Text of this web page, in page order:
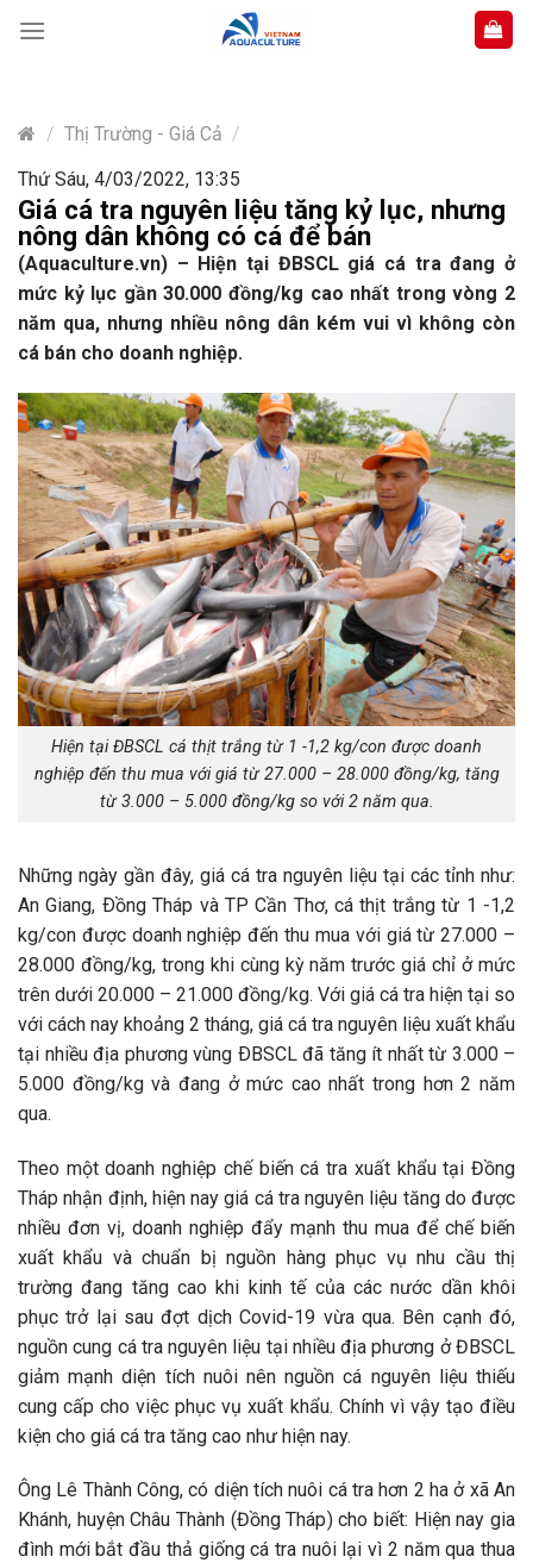
content
/ Thị Trường - Giá Cả /
Thứ Sáu, 4/03/2022, 13:35
Giá cá tra nguyên liệu tăng kỷ lục, nhưng
nông dân không có cá để bán
(Aquaculture.vn) – Hiện tại ĐBSCL giá cá tra đang ở
mức kỷ lục gần 30.000 đồng/kg cao nhất trong vòng 2
năm qua, nhưng nhiều nông dân kém vui vì không còn
cá bán cho doanh nghiệp.
Hiện tại ĐBSCL cá thịt trắng từ 1 -1,2 kg/con được doanh
nghiệp đến thu mua với giá từ 27.000 – 28.000 đồng/kg, tăng
từ 3.000 – 5.000 đồng/kg so với 2 năm qua.
Những ngày gần đây, giá cá tra nguyên liệu tại các tỉnh như:
An Giang, Ðồng Tháp và TP Cần Thơ, cá thịt trắng từ 1 -1,2
kg/con được doanh nghiệp đến thu mua với giá từ 27.000 –
28.000 đồng/kg, trong khi cùng kỳ năm trước giá chỉ ở mức
trên dưới 20.000 – 21.000 đồng/kg. Với giá cá tra hiện tại so
với cách nay khoảng 2 tháng, giá cá tra nguyên liệu xuất khẩu
tại nhiều địa phương vùng ÐBSCL đã tăng ít nhất từ 3.000 –
5.000 đồng/kg và đang ở mức cao nhất trong hơn 2 năm
qua.
Theo một doanh nghiệp chế biến cá tra xuất khẩu tại Đồng
Tháp nhận định, hiện nay giá cá tra nguyên liệu tăng do được
nhiều đơn vị, doanh nghiệp đẩy mạnh thu mua để chế biến
xuất khẩu và chuẩn bị nguồn hàng phục vụ nhu cầu thị
trường đang tăng cao khi kinh tế của các nước dần khôi
phục trở lại sau đợt dịch Covid-19 vừa qua. Bên cạnh đó,
nguồn cung cá tra nguyên liệu tại nhiều địa phương ở ĐBSCL
giảm mạnh diện tích nuôi nên nguồn cá nguyên liệu thiếu
cung cấp cho việc phục vụ xuất khẩu. Chính vì vậy tạo điều
kiện cho giá cá tra tăng cao như hiện nay.
Ông Lê Thành Công, có diện tích nuôi cá tra hơn 2 ha ở xã An
Khánh, huyện Châu Thành (Đồng Tháp) cho biết: Hiện nay gia
đình mới bắt đầu thả giống cá tra nuôi lại vì 2 năm qua thua